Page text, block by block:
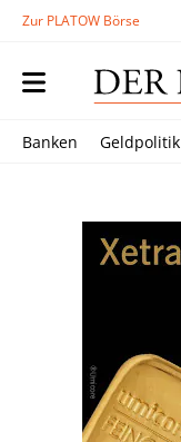
Zur PLATOW Börse
Banken Geldpolitik